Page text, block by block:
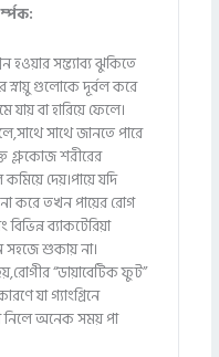
হওয়ার সম্ভ্যাব্য ঝুকিতে
স্নায়ু গুলোকে দূর্বল করে
বা হারিয়ে ফেলে।
সাথে জানতে পারে
গ্লুকোজ শরীরের
দেয়।পায়ে যদি
না করে তখন পায়ের রোগ
ব্যাকটেরিয়া
সহজে শুকায় না।
“ডায়াবেটিক ফুট”
যা গ্যাংগ্রিনে
নিলে অনেক সময় পা